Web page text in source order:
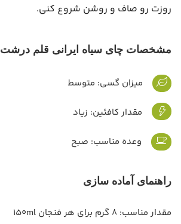
روزت رو صاف و روشن شروع کنی.
مشخصات چای سیاه ایرانی قلم درشت
میزان گسی: متوسط
مقدار کافئین: زیاد
وعده مناسب: صبح
راهنمای آماده سازی
مقدار مناسب: 8 گرم برای هر فنجان 150ml